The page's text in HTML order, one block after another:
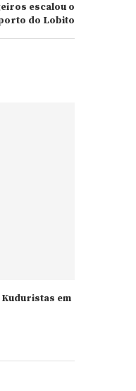
escalou o
do Lobito
em